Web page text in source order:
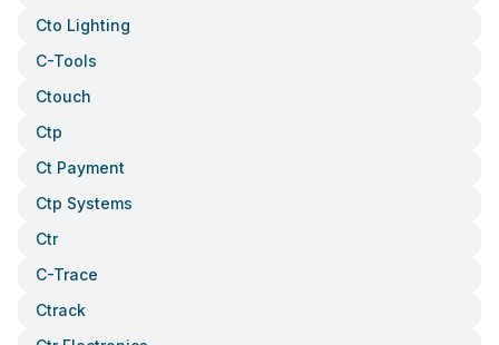
Cto Lighting
C-Tools
Ctouch
Ctp
Ct Payment
Ctp Systems
Ctr
C-Trace
Ctrack